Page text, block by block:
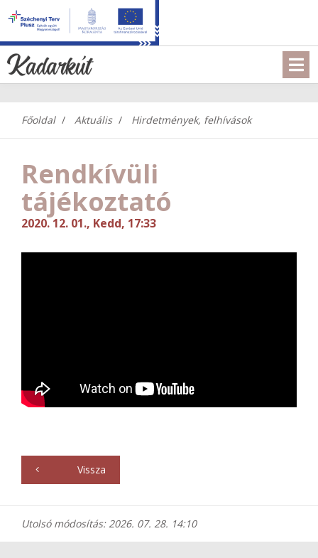
Főoldal Aktuális Hirdetmények, felhívások
Rendkívüli
tájékoztató
2020. 12. 01., Kedd, 17:33
Vissza
Utolsó módosítás: 2026. 07. 28. 14:10